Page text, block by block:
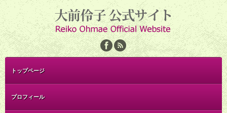
トップページ
プロフィール